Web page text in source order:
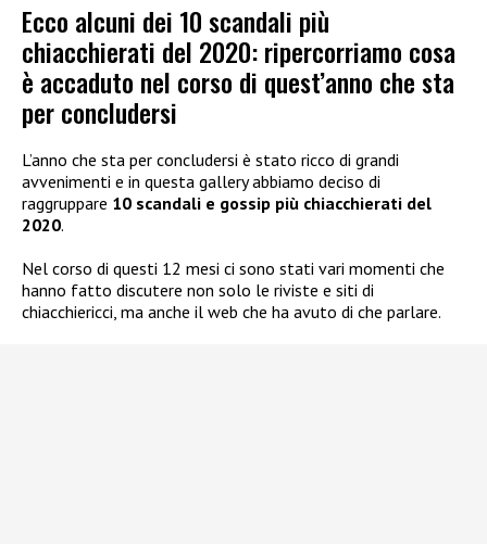
Ecco alcuni dei 10 scandali più
chiacchierati del 2020: ripercorriamo cosa
è accaduto nel corso di quest’anno che sta
per concludersi
L’anno che sta per concludersi è stato ricco di grandi
avvenimenti e in questa gallery abbiamo deciso di
raggruppare 10 scandali e gossip più chiacchierati del
2020.
Nel corso di questi 12 mesi ci sono stati vari momenti che
hanno fatto discutere non solo le riviste e siti di
chiacchiericci, ma anche il web che ha avuto di che parlare.